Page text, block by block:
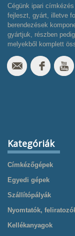
Cégünk ipari
fejleszt, gyárt, illetve
berendezések
gyártjuk, részben
melyekből komplett
Kategóriák
Címkézőgépek
Egyedi gépek
Szállítópályák
Nyomtatók,
Kellékanyagok